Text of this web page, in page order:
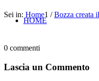
HOME
Sei in: Home1 / Bozza creata
0 commenti
Lascia un Commento